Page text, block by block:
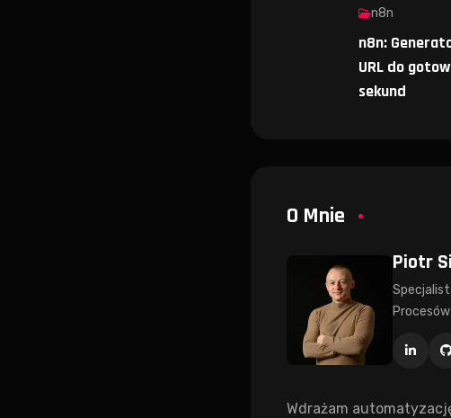
n8n
n8n:
URL do
sekund
O Mnie
Piotr
Procesów
Wdrażam